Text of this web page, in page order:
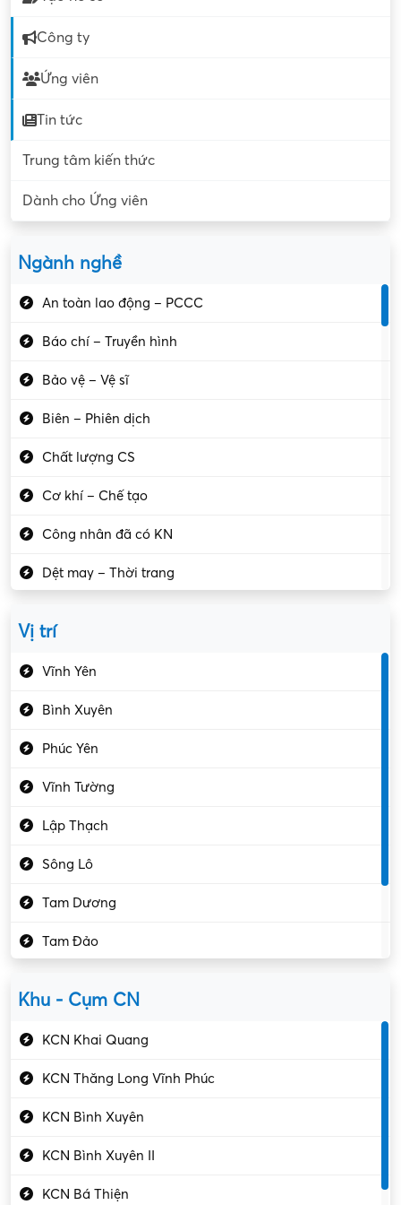
Công ty
Ứng viên
Tin tức
Trung tâm kiến thức
Dành cho Ứng viên
Ngành nghề
An toàn lao động – PCCC
Báo chí – Truyền hình
Bảo vệ – Vệ sĩ
Biên – Phiên dịch
Chất lượng CS
Cơ khí – Chế tạo
Công nhân đã có KN
Dệt may – Thời trang
Kiểm soát chất lượng
Kỹ sư cơ khí
Kỹ sư điện
Kỹ thuật cao
Kỹ thuật mạng – IT
Làm bán thời gian
Lao động phổ thông
Vị trí
Vĩnh Yên
Bình Xuyên
Phúc Yên
Vĩnh Tường
Lập Thạch
Sông Lô
Tam Dương
Tam Đảo
Khu - Cụm CN
KCN Khai Quang
KCN Thăng Long Vĩnh Phúc
KCN Bình Xuyên
KCN Bình Xuyên II
KCN Bá Thiện